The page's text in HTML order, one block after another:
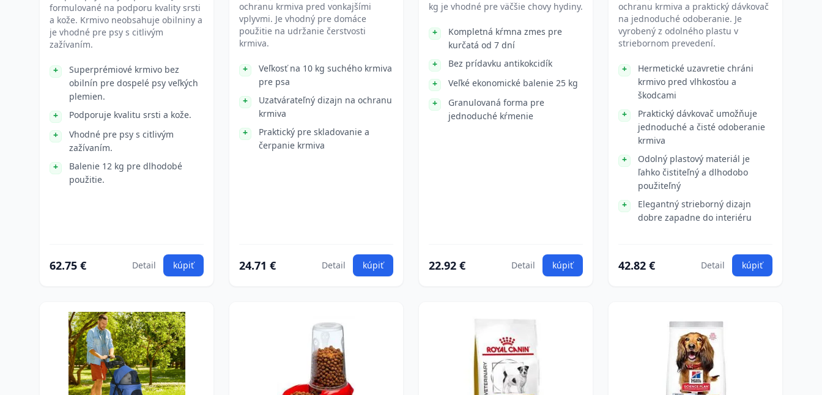
formulované na podporu kvality srsti
a kože. Krmivo neobsahuje obilniny a
je vhodné pre psy s citlivým
zažívaním.
Superprémiové krmivo bez
obilnín pre dospelé psy veľkých
plemien.
Podporuje kvalitu srsti a kože.
Vhodné pre psy s citlivým
zažívaním.
Balenie 12 kg pre dlhodobé
použitie.
62.75 € Detail kúpiť
ochranu krmiva pred vonkajšími
vplyvmi. Je vhodný pre domáce
použitie na udržanie čerstvosti
krmiva.
Veľkosť na 10 kg suchého krmiva
pre psa
Uzatvárateľný dizajn na ochranu
krmiva
Praktický pre skladovanie a
čerpanie krmiva
24.71 € Detail kúpiť
kg je vhodné pre väčšie chovy hydiny.
Kompletná kŕmna zmes pre
kurčatá od 7 dní
Bez prídavku antikokcidík
Veľké ekonomické balenie 25 kg
Granulovaná forma pre
jednoduché kŕmenie
22.92 € Detail kúpiť
ochranu krmiva a praktický dávkovač
na jednoduché odoberanie. Je
vyrobený z odolného plastu v
striebornom prevedení.
Hermetické uzavretie chráni
krmivo pred vlhkosťou a
škodcami
Praktický dávkovač umožňuje
jednoduché a čisté odoberanie
krmiva
Odolný plastový materiál je
ľahko čistiteľný a dlhodobo
použiteľný
Elegantný strieborný dizajn
dobre zapadne do interiéru
42.82 € Detail kúpiť